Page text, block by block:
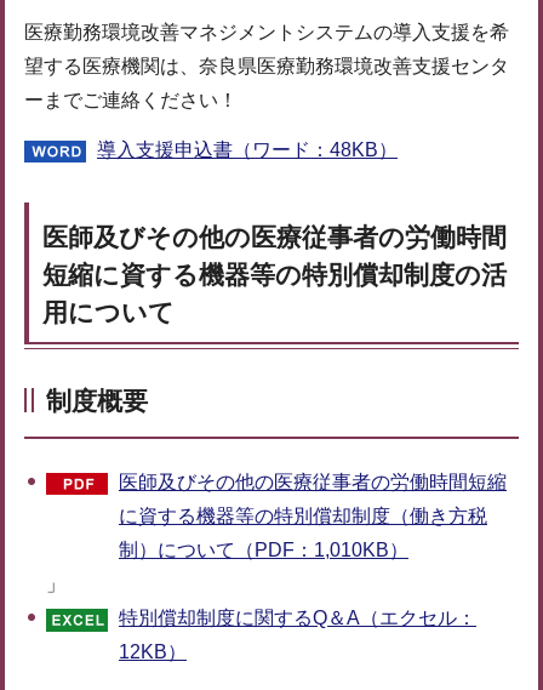
医療勤務環境改善マネジメントシステムの導入支援を希
望する医療機関は、奈良県医療勤務環境改善支援センタ
ーまでご連絡ください！
導入支援申込書（ワード：48KB）
医師及びその他の医療従事者の労働時間
短縮に資する機器等の特別償却制度の活
用について
制度概要
医師及びその他の医療従事者の労働時間短縮
に資する機器等の特別償却制度（働き方税
制）について（PDF：1,010KB）
」
特別償却制度に関するQ＆A（エクセル：
12KB）